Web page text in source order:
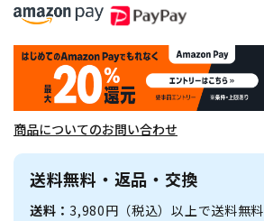
商品についてのお問い合わせ
送料無料・返品・交換
送料：3,980円（税込）以上で送料無料